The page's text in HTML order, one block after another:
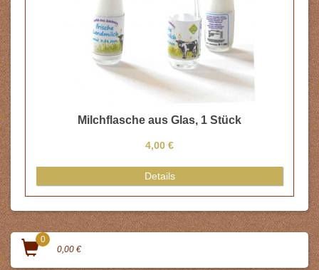
Milchflasche aus Glas, 1 Stück
4,00 €
Details
0
0,00 €